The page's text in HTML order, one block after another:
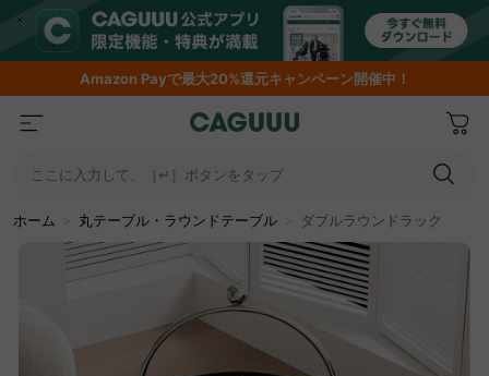
期間限定フラッシュセール！最大50％OFF
ここに入力して、［↵］ボタンをタップ
ホーム 丸テーブル・ラウンドテーブル ダブルラウンドラック